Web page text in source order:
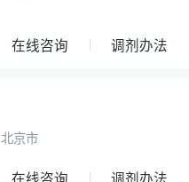
在线咨询 调剂办法
北京市
在线咨询 调剂办法